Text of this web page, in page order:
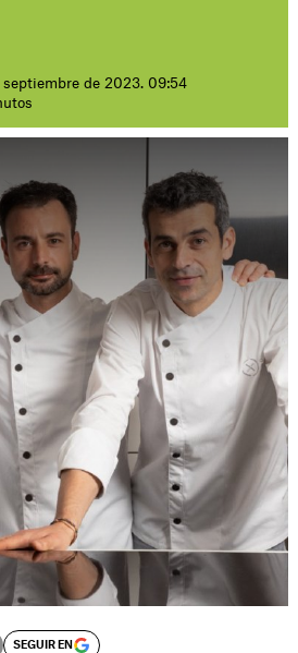
septiembre de 2023. 09:54
SEGUIR EN